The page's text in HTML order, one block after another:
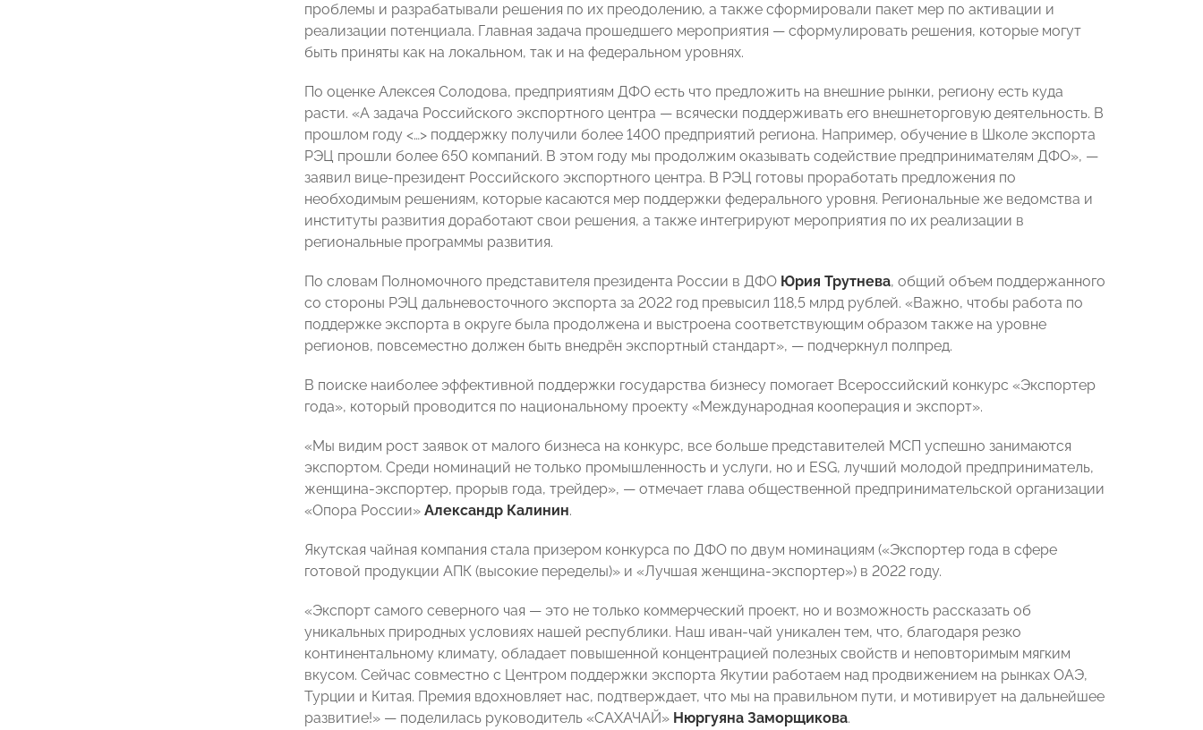
проблемы и разрабатывали решения по их преодолению, а также сформировали пакет мер по активации и
реализации потенциала. Главная задача прошедшего мероприятия — сформулировать решения, которые могут
быть приняты как на локальном, так и на федеральном уровнях.
По оценке Алексея Солодова, предприятиям ДФО есть что предложить на внешние рынки, региону есть куда
расти. «А задача Российского экспортного центра — всячески поддерживать его внешнеторговую деятельность. В
прошлом году <…> поддержку получили более 1400 предприятий региона. Например, обучение в Школе экспорта
РЭЦ прошли более 650 компаний. В этом году мы продолжим оказывать содействие предпринимателям ДФО», —
заявил вице-президент Российского экспортного центра. В РЭЦ готовы проработать предложения по
необходимым решениям, которые касаются мер поддержки федерального уровня. Региональные же ведомства и
институты развития доработают свои решения, а также интегрируют мероприятия по их реализации в
региональные программы развития.
По словам Полномочного представителя президента России в ДФО Юрия Трутнева, общий объем поддержанного
со стороны РЭЦ дальневосточного экспорта за 2022 год превысил 118,5 млрд рублей. «Важно, чтобы работа по
поддержке экспорта в округе была продолжена и выстроена соответствующим образом также на уровне
регионов, повсеместно должен быть внедрён экспортный стандарт», — подчеркнул полпред.
В поиске наиболее эффективной поддержки государства бизнесу помогает Всероссийский конкурс «Экспортер
года», который проводится по национальному проекту «Международная кооперация и экспорт».
«Мы видим рост заявок от малого бизнеса на конкурс, все больше представителей МСП успешно занимаются
экспортом. Среди номинаций не только промышленность и услуги, но и ESG, лучший молодой предприниматель,
женщина-экспортер, прорыв года, трейдер», — отмечает глава общественной предпринимательской организации
«Опора России» Александр Калинин.
Якутская чайная компания стала призером конкурса по ДФО по двум номинациям («Экспортер года в сфере
готовой продукции АПК (высокие переделы)» и «Лучшая женщина-экспортер») в 2022 году.
«Экспорт самого северного чая — это не только коммерческий проект, но и возможность рассказать об
уникальных природных условиях нашей республики. Наш иван-чай уникален тем, что, благодаря резко
континентальному климату, обладает повышенной концентрацией полезных свойств и неповторимым мягким
вкусом. Сейчас совместно с Центром поддержки экспорта Якутии работаем над продвижением на рынках ОАЭ,
Турции и Китая. Премия вдохновляет нас, подтверждает, что мы на правильном пути, и мотивирует на дальнейшее
развитие!» — поделилась руководитель «САХАЧАЙ» Нюргуяна Заморщикова.